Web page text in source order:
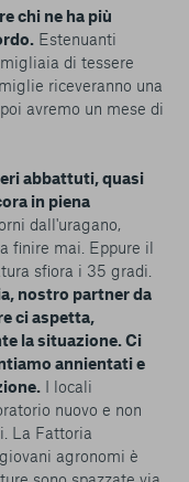
chi ne ha più
Estenuanti
di tessere
riceveranno una
avremo un mese di
abbattuti, quasi
in piena
dall'uragano,
finire mai. Eppure il
sfiora i 35 gradi.
nostro partner da
ci aspetta,
la situazione. Ci
annientati e
I locali
nuovo e non
La Fattoria
agronomi è